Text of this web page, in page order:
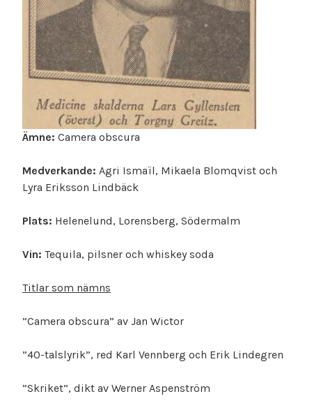
Ämne: Camera obscura
Medverkande: Agri Ismaïl, Mikaela Blomqvist och
Lyra Eriksson Lindbäck
Plats: Helenelund, Lorensberg, Södermalm
Vin: Tequila, pilsner och whiskey soda
Titlar som nämns
”Camera obscura” av Jan Wictor
”40-talslyrik”, red Karl Vennberg och Erik Lindegren
”Skriket”, dikt av Werner Aspenström